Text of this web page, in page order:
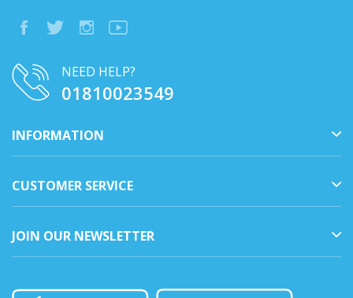
NEED HELP?
01810023549
INFORMATION
CUSTOMER SERVICE
JOIN OUR NEWSLETTER